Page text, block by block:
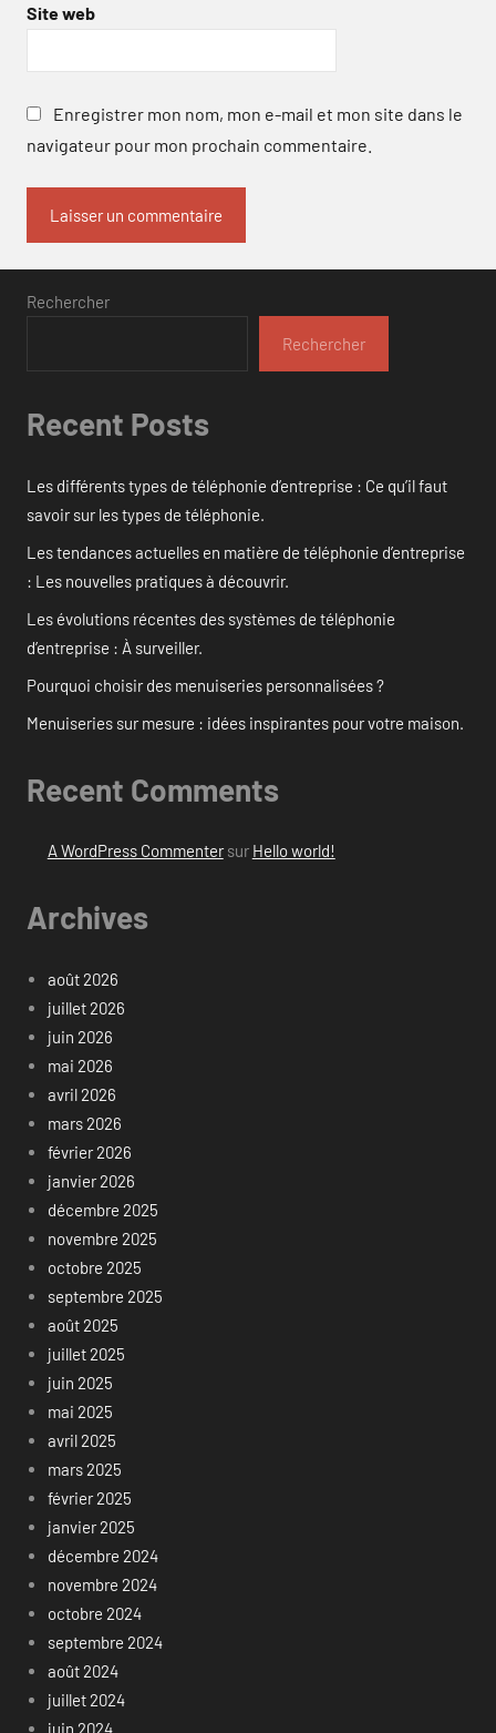
Site web
Enregistrer mon nom, mon e-mail et mon site dans le
navigateur pour mon prochain commentaire.
Rechercher
Rechercher
Recent Posts
Les différents types de téléphonie d’entreprise : Ce qu’il faut
savoir sur les types de téléphonie.
Les tendances actuelles en matière de téléphonie d’entreprise
: Les nouvelles pratiques à découvrir.
Les évolutions récentes des systèmes de téléphonie
d’entreprise : À surveiller.
Pourquoi choisir des menuiseries personnalisées ?
Menuiseries sur mesure : idées inspirantes pour votre maison.
Recent Comments
A WordPress Commentersur Hello world!
Archives
août 2026
juillet 2026
juin 2026
mai 2026
avril 2026
mars 2026
février 2026
janvier 2026
décembre 2025
novembre 2025
octobre 2025
septembre 2025
août 2025
juillet 2025
juin 2025
mai 2025
avril 2025
mars 2025
février 2025
janvier 2025
décembre 2024
novembre 2024
octobre 2024
septembre 2024
août 2024
juillet 2024
juin 2024